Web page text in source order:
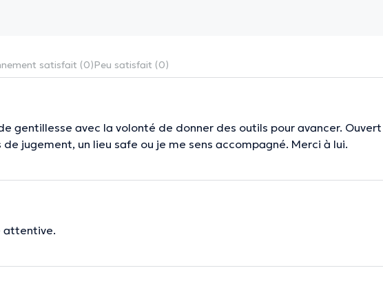
satisfait (0)Peu satisfait (0)
gentillesse avec la volonté de donner des outils pour avancer. Ouvert
jugement, un lieu safe ou je me sens accompagné. Merci à lui.
attentive.